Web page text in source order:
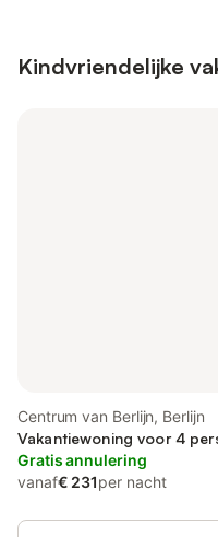
Kindvriendelijke
Centrum van Berlijn, Berlijn
Vakantiewoning voor 4
Gratis annulering
vanaf€ 231per nacht